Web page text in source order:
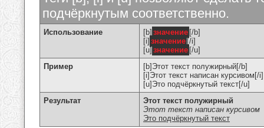
подчёркнутым соответственно.
Использование [b] значение [/b]
[i] значение [/i]
[u] значение [/u]
Пример
[b]Этот текст полужирный[/b]
[i]Этот текст написан курсивом[/i]
[u]Это подчёркнутый текст[/u]
Результат
Этот текст полужирный
Этот текст написан курсивом
Это подчёркнутый текст